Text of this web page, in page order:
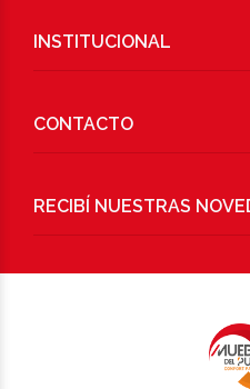
RECIBÍ NUESTRAS
INSTITUCIONAL
CONTACTO